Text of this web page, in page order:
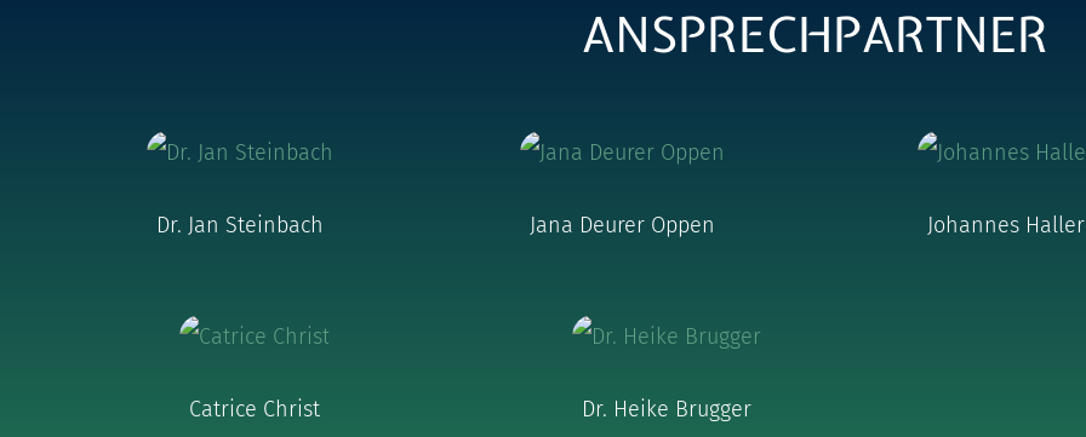
ANSPRECHPARTNER
Dr. Jan Steinbach Jana Deurer Oppen Johannes Haller
Catrice Christ Dr. Heike Brugger